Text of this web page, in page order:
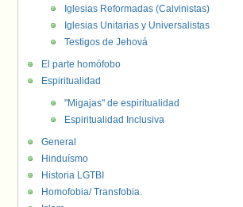
Iglesias Reformadas (Calvinistas)
Iglesias Unitarias y Universalistas
Testigos de Jehová
El parte homófobo
Espiritualidad
"Migajas" de espiritualidad
Espiritualidad Inclusiva
General
Hinduísmo
Historia LGTBI
Homofobia/ Transfobia.